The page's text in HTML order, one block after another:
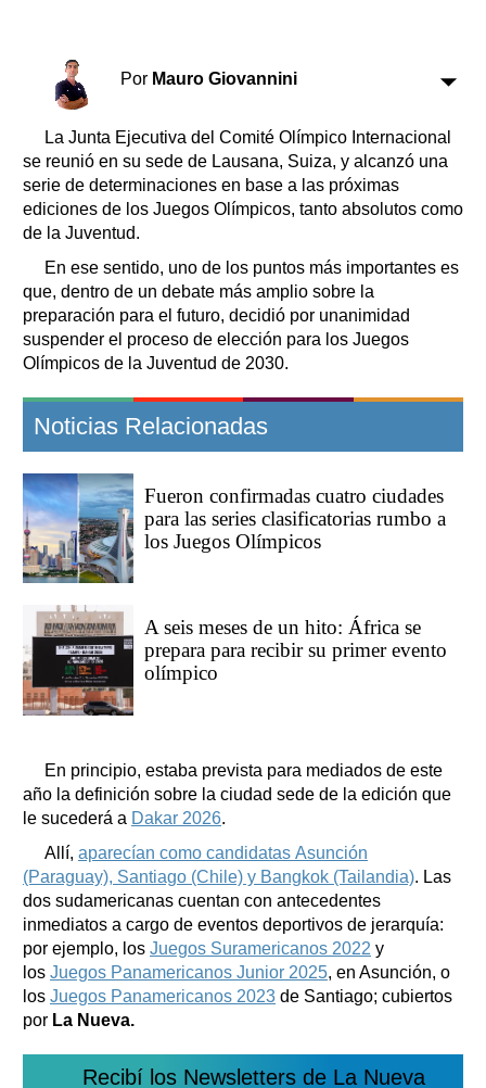
Por Mauro Giovannini
La Junta Ejecutiva del Comité Olímpico Internacional
se reunió en su sede de Lausana, Suiza, y alcanzó una
serie de determinaciones en base a las próximas
ediciones de los Juegos Olímpicos, tanto absolutos como
de la Juventud.
En ese sentido, uno de los puntos más importantes es
que, dentro de un debate más amplio sobre la
preparación para el futuro, decidió por unanimidad
suspender el proceso de elección para los Juegos
Olímpicos de la Juventud de 2030.
Noticias Relacionadas
Fueron confirmadas cuatro ciudades
para las series clasificatorias rumbo a
los Juegos Olímpicos
A seis meses de un hito: África se
prepara para recibir su primer evento
olímpico
En principio, estaba prevista para mediados de este
año la definición sobre la ciudad sede de la edición que
le sucederá a Dakar 2026.
Allí, aparecían como candidatas Asunción
(Paraguay), Santiago (Chile) y Bangkok (Tailandia). Las
dos sudamericanas cuentan con antecedentes
inmediatos a cargo de eventos deportivos de jerarquía:
por ejemplo, los Juegos Suramericanos 2022 y
los Juegos Panamericanos Junior 2025, en Asunción, o
los Juegos Panamericanos 2023 de Santiago; cubiertos
por La Nueva.
Recibí los Newsletters de La Nueva